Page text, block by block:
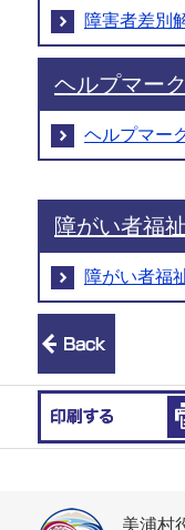
障害者差別
ヘルプマー
ヘルプマー
障がい者福
障がい者福
美浦村